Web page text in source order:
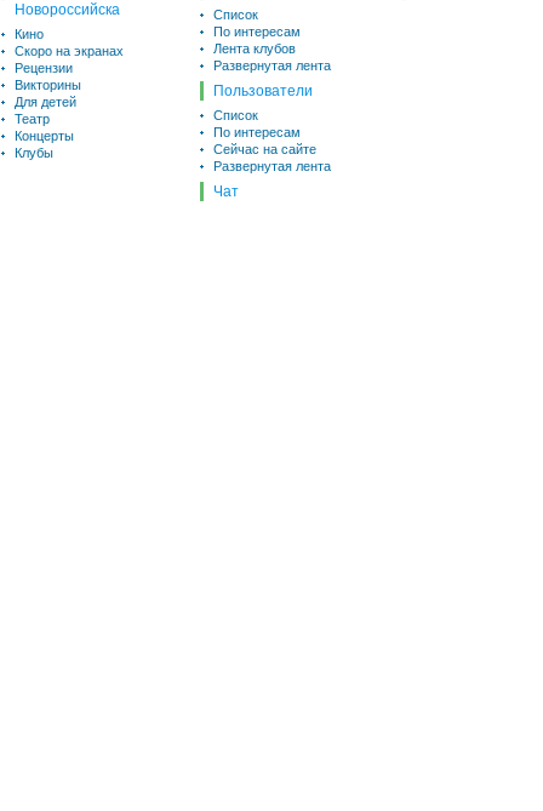
Новороссийска
Кино
Скоро на экранах
Рецензии
Викторины
Для детей
Театр
Концерты
Клубы
Список
По интересам
Лента клубов
Развернутая лента
Пользователи
Список
По интересам
Сейчас на сайте
Развернутая лента
Чат